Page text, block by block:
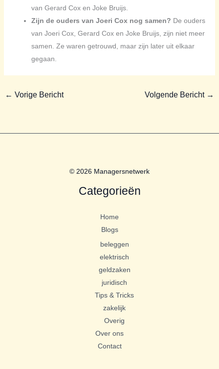
van Gerard Cox en Joke Bruijs.
Zijn de ouders van Joeri Cox nog samen? De ouders
van Joeri Cox, Gerard Cox en Joke Bruijs, zijn niet meer
samen. Ze waren getrouwd, maar zijn later uit elkaar
gegaan.
← Vorige Bericht Volgende Bericht →
© 2026 Managersnetwerk
Categorieën
Home
Blogs
beleggen
elektrisch
geldzaken
juridisch
Tips & Tricks
zakelijk
Overig
Over ons
Contact